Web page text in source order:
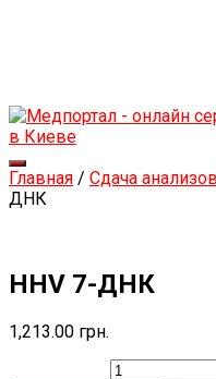
Переключить
навигацию
Главная / Сдача
ДНК
HHV 7-ДНК
1,213.00 грн.